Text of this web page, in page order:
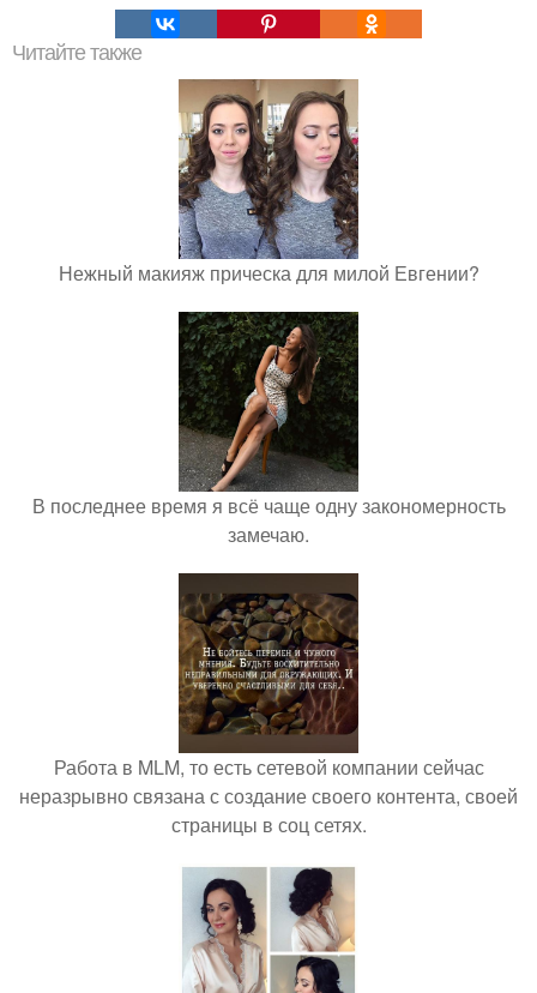
Читайте также
Нежный макияж прическа для милой Евгении?
В последнее время я всё чаще одну закономерность
замечаю.
Работа в MLM, то есть сетевой компании сейчас
неразрывно связана с создание своего контента, своей
страницы в соц сетях.